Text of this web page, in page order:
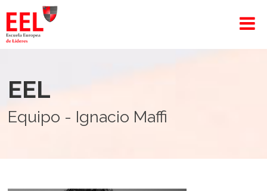
EEL
Equipo - Ignacio Maffi